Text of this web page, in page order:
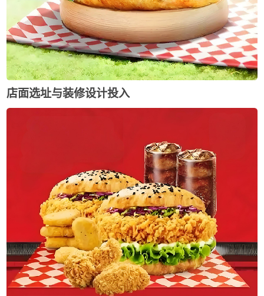
店面选址与装修设计投入